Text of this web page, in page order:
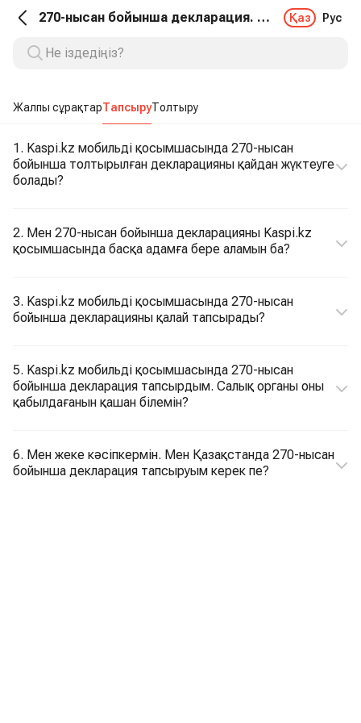
270-нысан бойынша декларация. Тапсыру Қаз Рус
Жалпы сұрақтарТапсыруТолтыру
1. Kaspi.kz мобильді қосымшасында 270-нысан
бойынша толтырылған декларацияны қайдан жүктеуге
болады?
2. Мен 270-нысан бойынша декларацияны Kaspi.kz
қосымшасында басқа адамға бере аламын ба?
3. Kaspi.kz мобильді қосымшасында 270-нысан
бойынша декларацияны қалай тапсырады?
5. Kaspi.kz мобильді қосымшасында 270-нысан
бойынша декларация тапсырдым. Салық органы оны
қабылдағанын қашан білемін?
6. Мен жеке кәсіпкермін. Мен Қазақстанда 270-нысан
бойынша декларация тапсыруым керек пе?